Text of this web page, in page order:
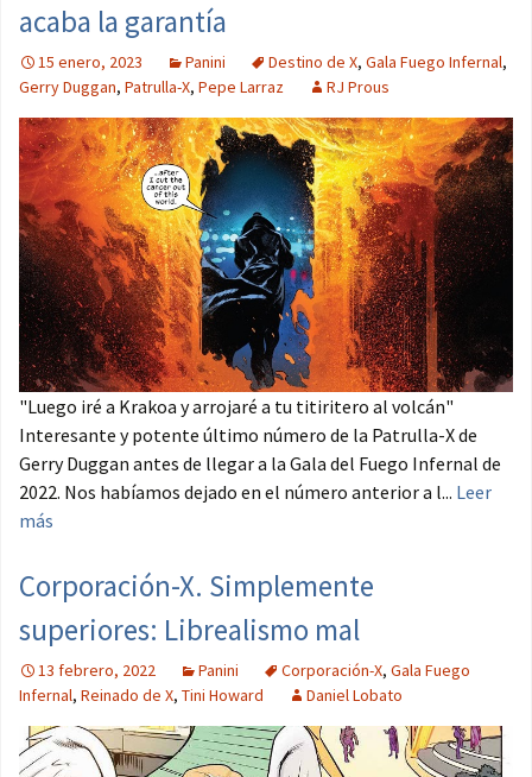
acaba la garantía
15 enero, 2023 Panini Destino de X, Gala Fuego Infernal,
Gerry Duggan, Patrulla-X, Pepe Larraz RJ Prous
"Luego iré a Krakoa y arrojaré a tu titiritero al volcán"
Interesante y potente último número de la Patrulla-X de
Gerry Duggan antes de llegar a la Gala del Fuego Infernal de
2022. Nos habíamos dejado en el número anterior a l... Leer
más
Corporación-X. Simplemente
superiores: Librealismo mal
13 febrero, 2022 Panini Corporación-X, Gala Fuego
Infernal, Reinado de X, Tini Howard Daniel Lobato